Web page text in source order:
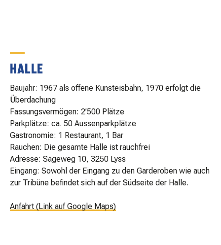
SPONSOREN
KONTAKT
HALLE
Baujahr: 1967 als offene Kunsteisbahn, 1970 erfolgt die
Überdachung
Fassungsvermögen: 2’500 Plätze
Parkplätze: ca. 50 Aussenparkplätze
Gastronomie: 1 Restaurant, 1 Bar
Rauchen: Die gesamte Halle ist rauchfrei
Adresse: Sägeweg 10, 3250 Lyss
Eingang: Sowohl der Eingang zu den Garderoben wie auch
zur Tribüne befindet sich auf der Südseite der Halle.
Anfahrt (Link auf Google Maps)